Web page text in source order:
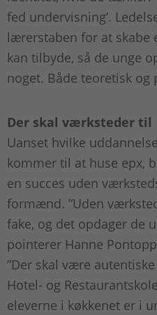
fed undervisning’.
lærerstaben for at skabe
kan tilbyde, så de unge
noget. Både teoretisk og
Der skal værksteder til
Uanset hvilke
kommer til at huse epx,
en succes uden
formænd. ”Uden
fake, og det opdager de
pointerer Hanne
”Der skal være
Hotel- og
eleverne i køkkenet er i